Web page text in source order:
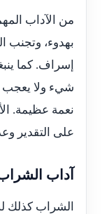
من الآداب
بهدوء، وتجنب
إسراف. كما
شيء ولا يعجب
نعمة عظيمة.
على التقدير
آداب
الشراب كذلك